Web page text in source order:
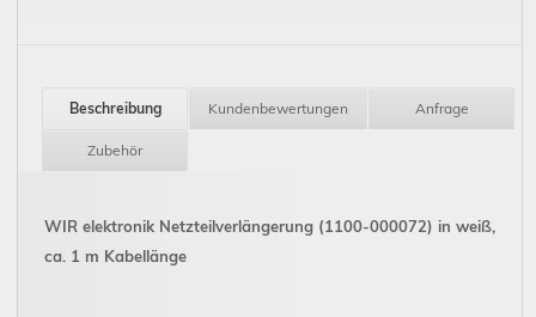
Beschreibung Kundenbewertungen Anfrage
Zubehör
WIR elektronik Netzteilverlängerung (1100-000072) in weiß,
ca. 1 m Kabellänge